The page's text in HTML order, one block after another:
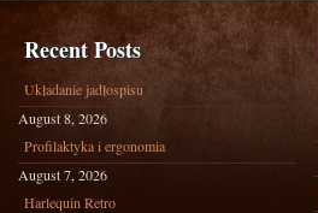
Recent Posts
Układanie jadłospisu
August 8, 2026
Profilaktyka i ergonomia
August 7, 2026
Harlequin Retro